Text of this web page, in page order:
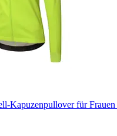
Kapuzenpullover für